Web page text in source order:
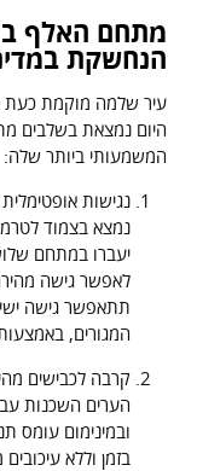
מתחם האלף
הנחשקת
עיר שלמה מוקמת כעת
היום נמצאת בשלבים
המשמעותי ביותר שלה:
נגישות
נמצא בצמוד
יעברו במתחם
לאפשר גישה
תתאפשר גישה
המגורים,
קרבה לכבישים
הערים השכנות
ובמינימום
בזמן וללא